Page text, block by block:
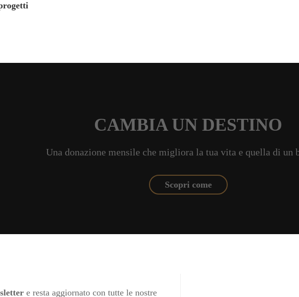
CAMBIA UN DESTINO
Una donazione mensile che migliora la tua vita e quella di un
Scopri come
e resta aggiornato con tutte le nostre